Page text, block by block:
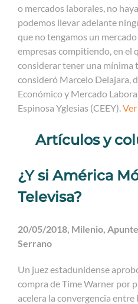
o mercados laborales, no
podemos llevar adelante
que no tengamos un
empresas compitiendo, en el
considerar tener una mínima
consideró Marcelo Delajara,
Económico y Mercado
Espinosa Yglesias (CEEY).
Artículos y
¿Y si América
Televisa?
20/05/2018, Milenio,
Serrano
Un juez estadunidense
compra de Time Warner por
acelera la convergencia